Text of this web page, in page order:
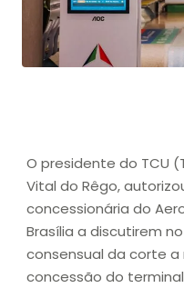
O presidente do TCU
Vital do Rêgo,
concessionária do
Brasília a discutirem
consensual da corte
concessão do